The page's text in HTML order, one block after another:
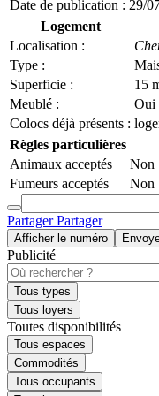
Date de publication : 29/
Logement
Localisation :
Type :
Superficie :
15
Meublé :
Oui
Colocs déjà présents :
Règles particulières
Animaux acceptés
Non
Fumeurs acceptés
Non
PartagerPartager
Afficher le numéro
Publicité
Tous types
Tous loyers
Toutes disponibilités
Tous espaces
Commodités
Tous occupants